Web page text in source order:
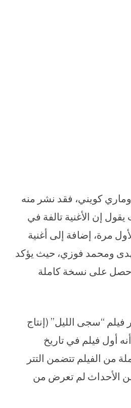
بطولة محمد فوزي وماري كويني، فقد نشر منه
إن الأغنية تالفة في
مرة، إضافة إلى أغنية
عام 1947) من بطولة نور الهدى ومحمد فوزي، حيث يؤكد
حصل على نسخة كاملة
فيلم “سجى الليل” (إنتاج
أول فيلم في تاريخ
من الفيلم تتضمن التتر
بالإضافة إلى 20 دقيقة أخرى من الأحداث لم تعرض من